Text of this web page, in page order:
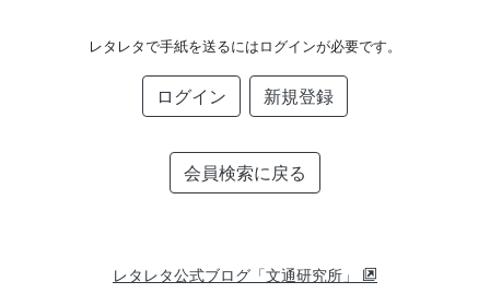
レタレタで手紙を送るにはログインが必要です。
ログイン 新規登録
会員検索に戻る
レタレタ公式ブログ「文通研究所」